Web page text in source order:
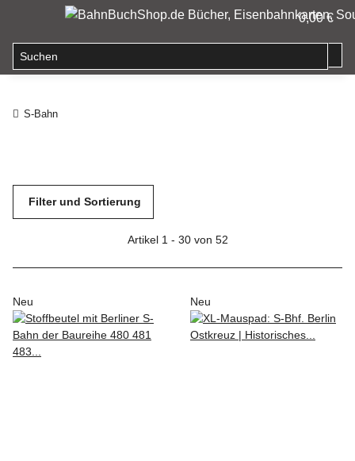
0,00 €
S-Bahn
Filter und Sortierung
Artikel 1 - 30 von 52
Neu Neu